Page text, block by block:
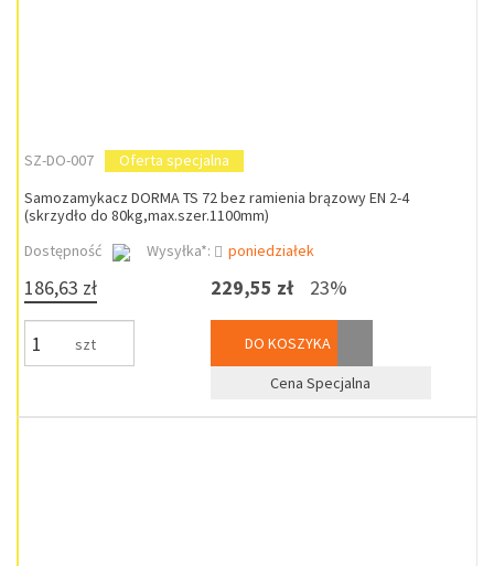
SZ-DO-007
Oferta specjalna
Samozamykacz DORMA TS 72 bez ramienia brązowy EN 2-4
(skrzydło do 80kg,max.szer.1100mm)
Dostępność
Wysyłka*: poniedziałek
186,63 zł
szt
229,55 zł 23%
DO KOSZYKA
Cena Specjalna